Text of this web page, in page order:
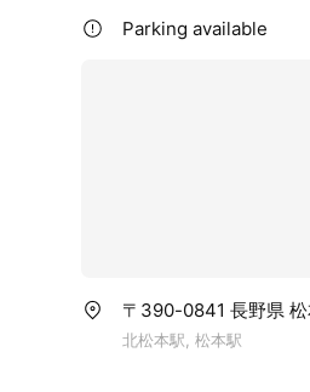
Parking available
〒390-0841 長野県
北松本駅, 松本駅